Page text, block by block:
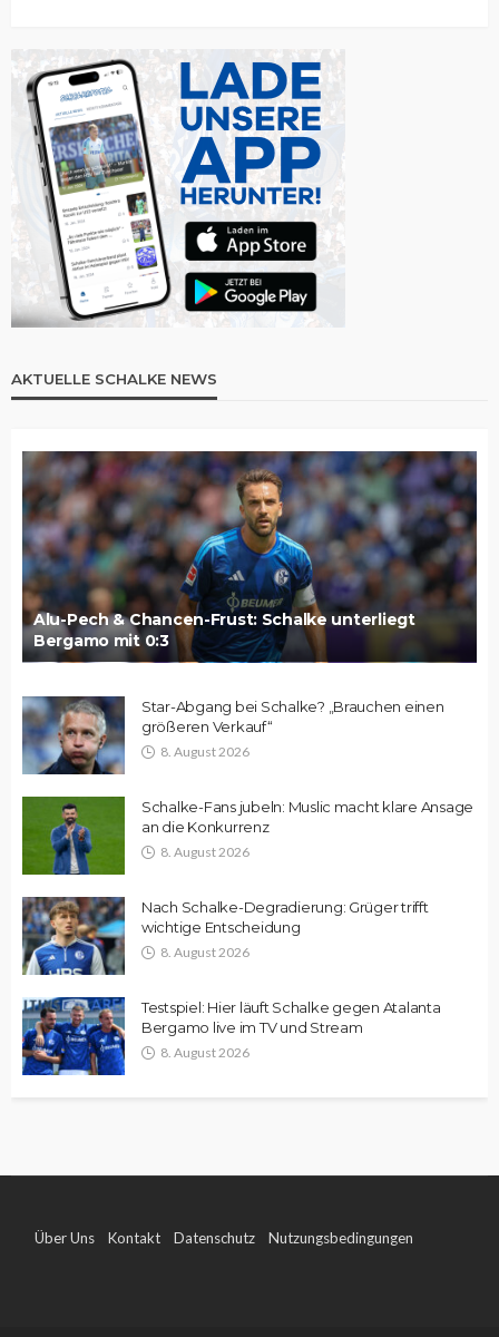
AKTUELLE SCHALKE NEWS
Alu-Pech & Chancen-Frust: Schalke unterliegt
Bergamo mit 0:3
Star-Abgang bei Schalke? „Brauchen einen
größeren Verkauf“
8. August 2026
Schalke-Fans jubeln: Muslic macht klare Ansage
an die Konkurrenz
8. August 2026
Nach Schalke-Degradierung: Grüger trifft
wichtige Entscheidung
8. August 2026
Testspiel: Hier läuft Schalke gegen Atalanta
Bergamo live im TV und Stream
8. August 2026
Über Uns Kontakt Datenschutz Nutzungsbedingungen